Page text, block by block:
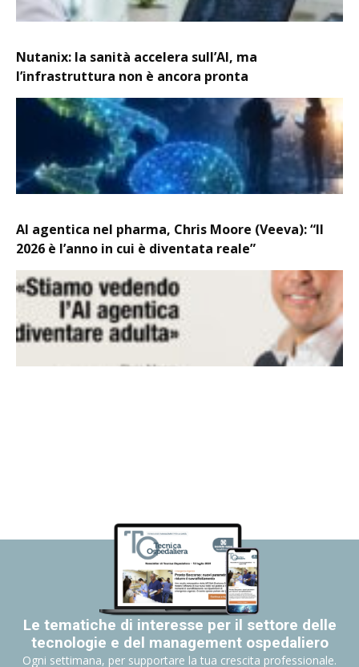
Nutanix: la sanità accelera sull’AI, ma
l’infrastruttura non è ancora pronta
AI agentica nel pharma, Chris Moore (Veeva): “Il
2026 è l’anno in cui è diventata reale”
Le tematiche di interesse per il settore delle
tecnologie e del management ospedaliero
Ogni settimana, per supportare la tua crescita professionale.